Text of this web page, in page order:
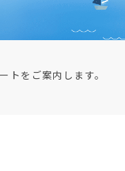
トをご案内します。